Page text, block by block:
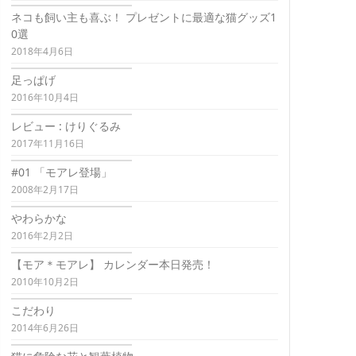
ネコも飼い主も喜ぶ！ プレゼントに最適な猫グッズ1
0選
2018年4月6日
足っぱげ
2016年10月4日
レビュー : けりぐるみ
2017年11月16日
#01 「モアレ登場」
2008年2月17日
やわらかな
2016年2月2日
【モア＊モアレ】 カレンダー本日発売！
2010年10月2日
こだわり
2014年6月26日